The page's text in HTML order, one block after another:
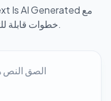
خطوات قابلة للتطبيق في الاستخدام الفعلي.